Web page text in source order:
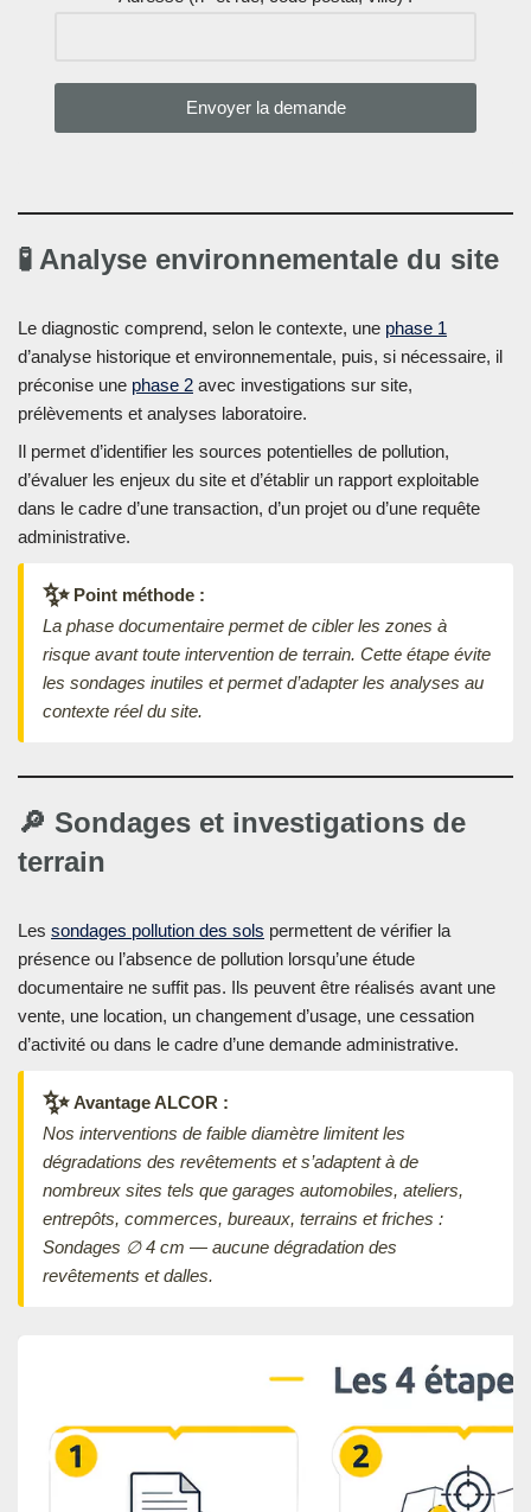
🧪 Analyse environnementale du site
Le diagnostic comprend, selon le contexte, une phase 1
d’analyse historique et environnementale, puis, si nécessaire, il
préconise une phase 2 avec investigations sur site,
prélèvements et analyses laboratoire.
Il permet d’identifier les sources potentielles de pollution,
d’évaluer les enjeux du site et d’établir un rapport exploitable
dans le cadre d’une transaction, d’un projet ou d’une requête
administrative.
✨ Point méthode :
La phase documentaire permet de cibler les zones à
risque avant toute intervention de terrain. Cette étape évite
les sondages inutiles et permet d’adapter les analyses au
contexte réel du site.
🔎 Sondages et investigations de
terrain
Les sondages pollution des sols permettent de vérifier la
présence ou l’absence de pollution lorsqu’une étude
documentaire ne suffit pas. Ils peuvent être réalisés avant une
vente, une location, un changement d’usage, une cessation
d’activité ou dans le cadre d’une demande administrative.
✨ Avantage ALCOR :
Nos interventions de faible diamètre limitent les
dégradations des revêtements et s’adaptent à de
nombreux sites tels que garages automobiles, ateliers,
entrepôts, commerces, bureaux, terrains et friches :
Sondages ∅ 4 cm — aucune dégradation des
revêtements et dalles.